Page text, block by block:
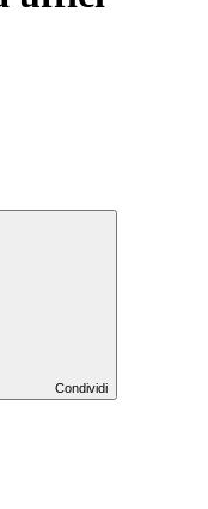
Condividi